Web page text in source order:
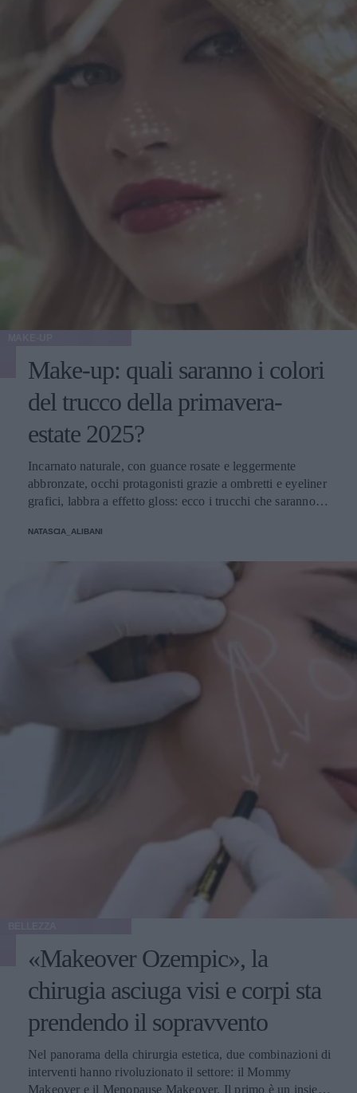
Make-up: quali saranno i colori
del trucco della primavera-
estate 2025?
Incarnato naturale, con guance rosate e leggermente
abbronzate, occhi protagonisti grazie a ombretti e eyeliner
grafici, labbra a effetto gloss: ecco i trucchi che saranno
NATASCIA_ALIBANI
«Makeover Ozempic», la
chirugia asciuga visi e corpi sta
prendendo il sopravvento
Nel panorama della chirurgia estetica, due combinazioni di
interventi hanno rivoluzionato il settore: il Mommy
Makeover e il Menopause Makeover. Il primo è un insieme